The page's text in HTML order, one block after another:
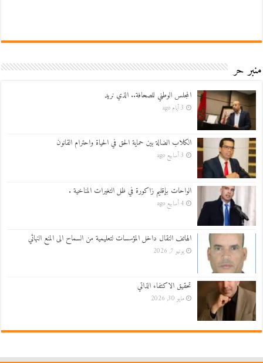
منبر حر
المجلس الوطني للصحافة.. الذي نريد
3 أيام ago
الكلاب الضالة بين حماية الحق في الحياة واحترام القانون
3 أسابيع ago
الواحات بإقليم زاكورة في ظل التغيرات المناخية .
4 أسابيع ago
الهاتف النقال داخل المؤسسات لتعليمية من السماح الى المنع النهائي
يونيو 7, 2026
تحقيق الاكتفاء الذاتي
مايو 30, 2026